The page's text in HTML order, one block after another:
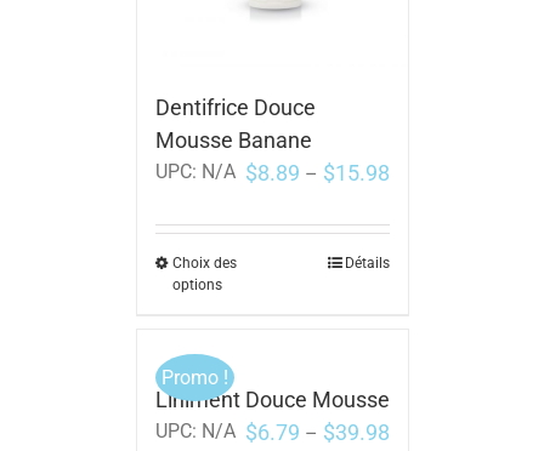
Dentifrice Douce
Mousse Banane
UPC: N/A $8.89 – $15.98
Choix des
options
Détails
Promo !
Liniment Douce Mousse
UPC: N/A $6.79 – $39.98